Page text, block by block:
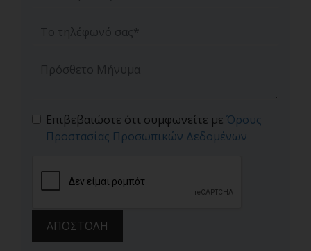
Επιβεβαιώστε ότι συμφωνείτε με Όρους
Προστασίας Προσωπικών Δεδομένων
ΑΠΟΣΤΟΛΗ